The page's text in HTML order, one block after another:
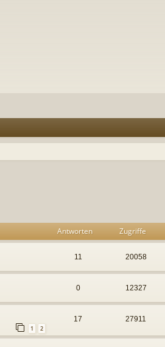
Antworten Zugriffe
11 20058
0 12327
1 2
17 27911